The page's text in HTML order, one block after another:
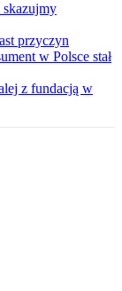
przyczyn
w Polsce stał
z fundacją w